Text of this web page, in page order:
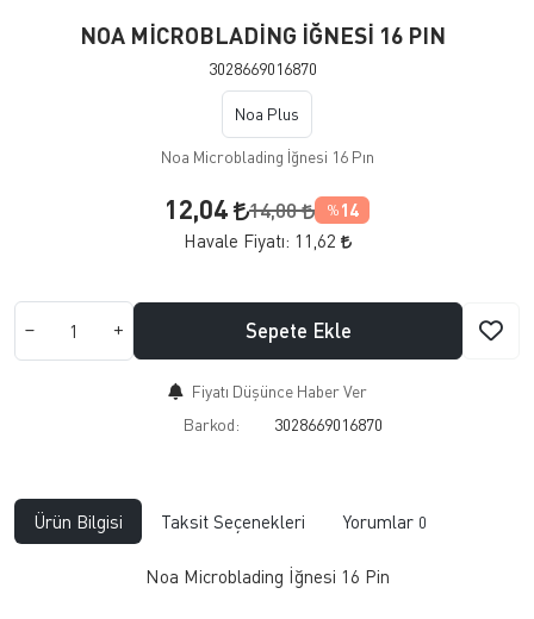
NOA MİCROBLADİNG İĞNESİ 16 PIN
3028669016870
Noa Plus
Noa Microblading İğnesi 16 Pın
12,04 14,00 % 14
Havale Fiyatı: 11,62
Sepete Ekle
Fiyatı Düşünce Haber Ver
Barkod:
3028669016870
Ürün Bilgisi Taksit Seçenekleri Yorumlar 0
Noa Microblading İğnesi 16 Pin